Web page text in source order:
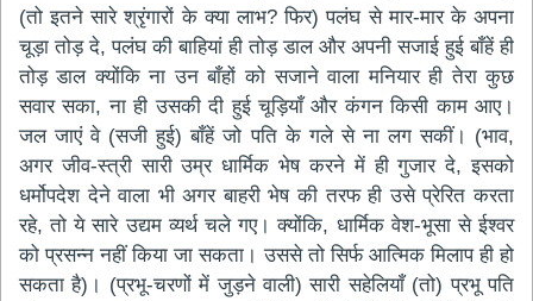
(तो इतने सारे श्रृंगारों के क्या लाभ? फिर) पलंघ से मार-मार के अपना
चूड़ा तोड़ दे, पलंघ की बाहियां ही तोड़ डाल और अपनी सजाई हुई बाँहें ही
तोड़ डाल क्योंकि ना उन बाँहों को सजाने वाला मनियार ही तेरा कुछ
सवार सका, ना ही उसकी दी हुई चूड़ियाँ और कंगन किसी काम आए।
जल जाएं वे (सजी हुई) बाँहें जो पति के गले से ना लग सकीं। (भाव,
अगर जीव-स्त्री सारी उम्र धार्मिक भेष करने में ही गुजार दे, इसको
धर्मोपदेश देने वाला भी अगर बाहरी भेष की तरफ ही उसे प्रेरित करता
रहे, तो ये सारे उद्यम व्यर्थ चले गए। क्योंकि, धार्मिक वेश-भूसा से ईश्वर
को प्रसन्न नहीं किया जा सकता। उससे तो सिर्फ आत्मिक मिलाप ही हो
सकता है)। (प्रभू-चरणों में जुड़ने वाली) सारी सहेलियाँ (तो) प्रभू पति